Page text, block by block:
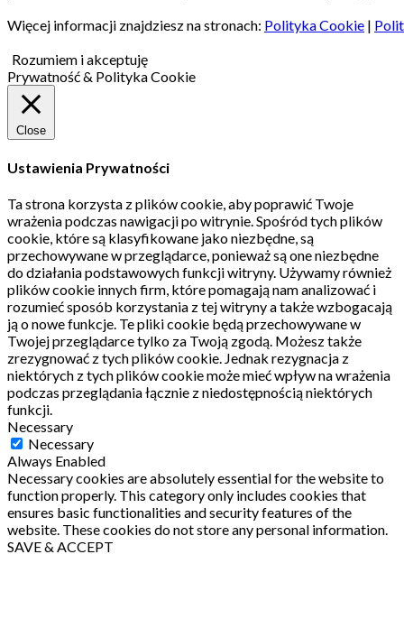
Więcej informacji znajdziesz na stronach: Polityka Cookie |
Rozumiem i akceptuję
Prywatność & Polityka Cookie
Close
Ustawienia Prywatności
Ta strona korzysta z plików cookie, aby poprawić Twoje
wrażenia podczas nawigacji po witrynie.Spośród tych plików
cookie, które są klasyfikowane jako niezbędne, są
przechowywane w przeglądarce, ponieważ są one niezbędne
do działania podstawowych funkcji witryny. Używamy również
plików cookie innych firm, które pomagają nam analizować i
rozumieć sposób korzystania z tej witryny a także wzbogacają
ją o nowe funkcje. Te pliki cookie będą przechowywane w
Twojej przeglądarce tylko za Twoją zgodą. Możesz także
zrezygnować z tych plików cookie. Jednak rezygnacja z
niektórych z tych plików cookie może mieć wpływ na wrażenia
podczas przeglądania łącznie z niedostępnością niektórych
funkcji.
Necessary
Necessary
Always Enabled
Necessary cookies are absolutely essential for the website to
function properly. This category only includes cookies that
ensures basic functionalities and security features of the
website. These cookies do not store any personal information.
SAVE & ACCEPT